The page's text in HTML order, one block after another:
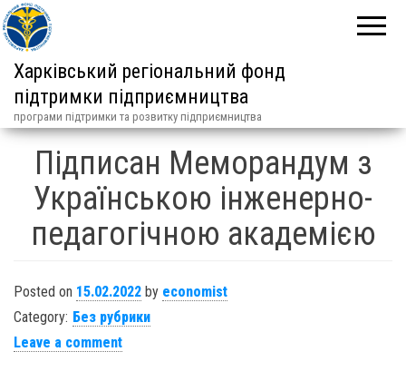
Харківський регіональний фонд
підтримки підприємництва
програми підтримки та розвитку підприємництва
Підписан Меморандум з
Українською інженерно-
педагогічною академією
Posted on 15.02.2022 by economist
Category: Без рубрики
Leave a comment